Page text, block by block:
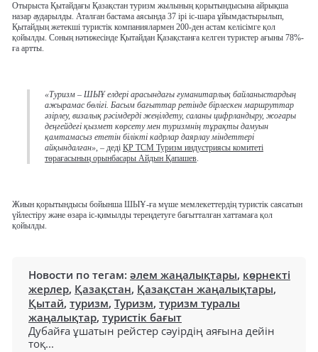
Отырыста Қытайдағы Қазақстан туризм жылының қорытындысына айрықша
назар аударылды. Аталған бастама аясында 37 ірі іс-шара ұйымдастырылып,
Қытайдың жетекші туристік компаниялармен 200-ден астам келісімге қол
қойылды. Соның нәтижесінде Қытайдан Қазақстанға келген туристер ағыны 78%-
ға артты.
«Туризм – ШЫҰ елдері арасындағы гуманитарлық байланыстардың
ажырамас бөлігі. Басым бағыттар ретінде бірлескен маршруттар
әзірлеу, визалық рәсімдерді жеңілдету, саланы цифрландыру, жоғары
деңгейдегі қызмет көрсету мен туризмнің тұрақты дамуын
қамтамасыз ететін білікті кадрлар даярлау міндеттері
айқындалған», – деді ҚР ТСМ Туризм индустриясы комитеті
төрағасының орынбасары Айдын Қапашев.
Жиын қорытындысы бойынша ШЫҰ-ға мүше мемлекеттердің туристік саясатын
үйлестіру және өзара іс-қимылды тереңдетуге бағытталған хаттамаға қол
қойылды.
Новости по тегам: әлем жаңалықтары, көрнекті
жерлер, Қазақстан, Қазақстан жаңалықтары,
Қытай, туризм, Туризм, туризм туралы
жаңалықтар, туристік бағыт
Дубайға ұшатын рейстер сәуірдің аяғына дейін
тоқ...